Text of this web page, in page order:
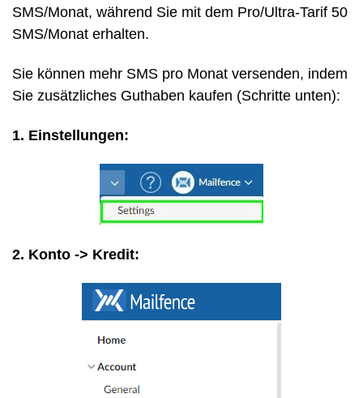
SMS/Monat, während Sie mit dem Pro/Ultra-Tarif 50
SMS/Monat erhalten.
Sie können mehr SMS pro Monat versenden, indem
Sie zusätzliches Guthaben kaufen (Schritte unten):
1. Einstellungen:
2. Konto -> Kredit: